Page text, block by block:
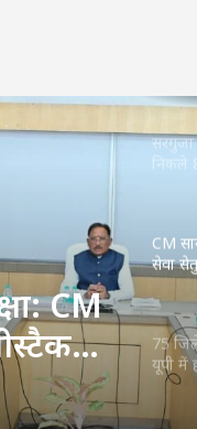
CM
सेवा
करने
75
यूपी में
RSS
पूछे,
करे,